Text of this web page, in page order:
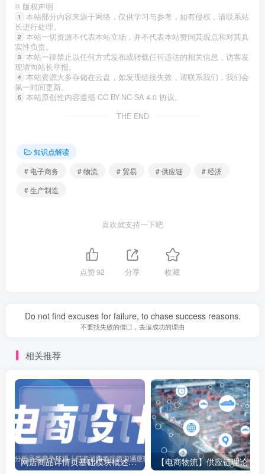
© 版权声明
1
本站部分内容来源于网络，仅供学习与参考，如有侵权，请联系站
长进行处理。
2
本站一切资源不代表本站立场，并不代表本站赞同其观点和对其真
实性负责。
3
本站一律禁止以任何方式发布或转载任何违法的相关信息，访客发
现请向站长举报。
4 本站资源大多存储在云盘，如发现链接失效，请联系我们，我们会
第一时间更新。
5
本站原创性内容遵循 CC BY-NC-SA 4.0 协议。
THE END
知识点解读
# 电子商务
# 物流 # 贸易 # 供应链
# 经济
# 生产制造
喜欢就支持一下吧
点赞92 分享 收藏
Do not find excuses for failure, to chase success reasons.
不要找失败的借口，去追成功的理由
相关推荐
网店商品详情页基础模块概述：详情页该如何设计？详情页包含哪些内容？